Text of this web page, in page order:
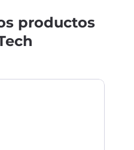
productos